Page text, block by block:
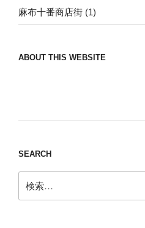
麻布十番商店街 (1)
ABOUT THIS WEBSITE
SEARCH
索: